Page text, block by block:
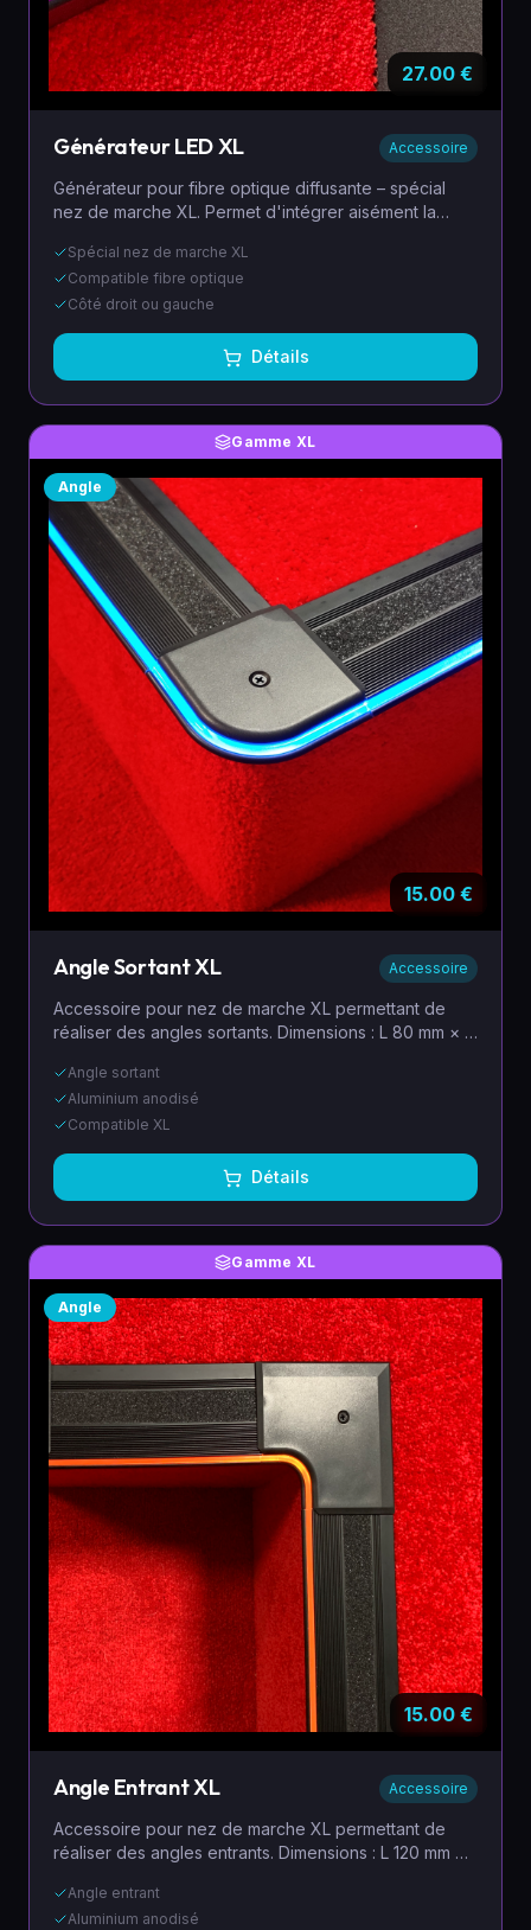
27.00 €
Générateur LED XL Accessoire
Générateur pour fibre optique diffusante – spécial
nez de marche XL. Permet d'intégrer aisément la
XL. Disponible côté droit ou gauche.
Spécial nez de marche XL
Compatible fibre optique
Côté droit ou gauche
Détails
Gamme XL
Angle
15.00 €
Angle Sortant XL Accessoire
Accessoire pour nez de marche XL permettant de
réaliser des angles sortants. Dimensions : L 80 mm × l
toutes vos réalisations.
Angle sortant
Aluminium anodisé
Compatible XL
Détails
Gamme XL
Angle
15.00 €
Angle Entrant XL Accessoire
Accessoire pour nez de marche XL permettant de
réaliser des angles entrants. Dimensions : L 120 mm × l
toutes vos réalisations.
Angle entrant
Aluminium anodisé